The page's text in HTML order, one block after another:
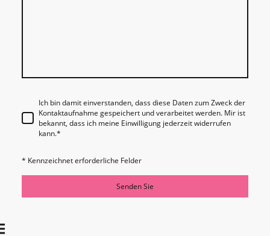
Ich bin damit einverstanden, dass diese Daten zum Zweck der
Kontaktaufnahme gespeichert und verarbeitet werden. Mir ist
bekannt, dass ich meine Einwilligung jederzeit widerrufen
kann.*
* Kennzeichnet erforderliche Felder
Senden Sie